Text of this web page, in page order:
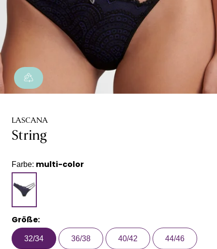
LASCANA
String
Farbe: multi-color
Größe:
32/34 36/38 40/42 44/46